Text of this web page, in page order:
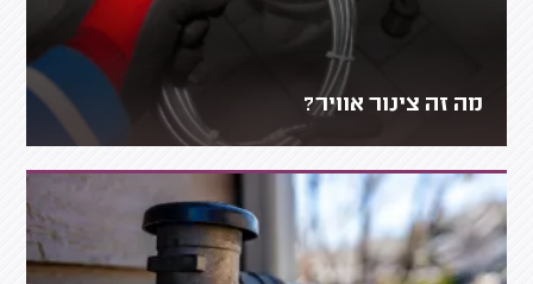
מה זה צינור אוויר?